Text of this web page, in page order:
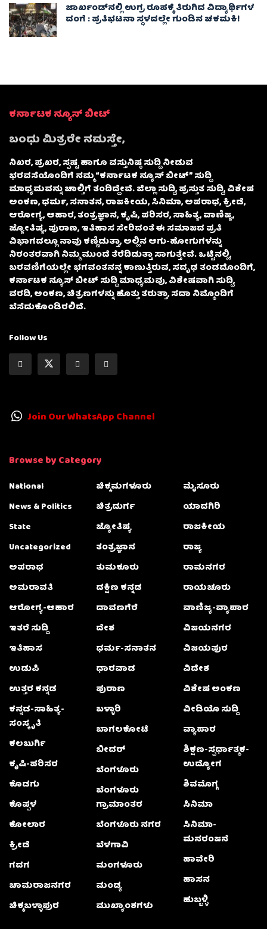
ಜಾರ್ಖಂಡ್‌ನಲ್ಲಿ ಉಗ್ರ ರೂಪಕ್ಕೆ ತಿರುಗಿದ ವಿದ್ಯಾರ್ಥಿಗಳ
ದಂಗೆ : ಪ್ರತಿಭಟನಾ ಸ್ಥಳದಲ್ಲೇ ಗುಂಡಿನ ಚಕಮಕಿ!
ಕರ್ನಾಟಕ ನ್ಯೂಸ್ ಬೀಟ್
ಬಂಧು ಮಿತ್ರರೇ ನಮಸ್ತೇ,
ನಿಖರ, ಪ್ರಖರ, ಸ್ಪಷ್ಟ ಹಾಗೂ ವಸ್ತುನಿಷ್ಠ ಸುದ್ದಿ ನೀಡುವ
ಭರವಸೆಯೊಂದಿಗೆ ನಮ್ಮ “ಕರ್ನಾಟಕ ನ್ಯೂಸ್ ಬೀಟ್” ಸುದ್ದಿ
ಮಾಧ್ಯಮವನ್ನು ಚಾಲ್ತಿಗೆ ತಂದಿದ್ದೇವೆ. ಜಿಲ್ಲಾ ಸುದ್ದಿ, ಪ್ರಸ್ತುತ ಸುದ್ದಿ, ವಿಶೇಷ
ಅಂಕಣ, ಧರ್ಮ, ಸನಾತನ, ರಾಜಕೀಯ, ಸಿನಿಮಾ, ಅಪರಾಧ, ಕ್ರೀಡೆ,
ಆರೋಗ್ಯ, ಆಹಾರ, ತಂತ್ರಜ್ಞಾನ, ಕೃಷಿ, ಪರಿಸರ, ಸಾಹಿತ್ಯ, ವಾಣಿಜ್ಯ,
ಜ್ಯೋತಿಷ್ಯ, ಪುರಾಣ, ಇತಿಹಾಸ ಸೇರಿದಂತೆ ಈ ಸಮಾಜದ ಪ್ರತಿ
ವಿಭಾಗದಲ್ಲೂ ನಾವು ಕಣ್ಣಿಡುತ್ತಾ, ಅಲ್ಲಿನ ಆಗು-ಹೋಗುಗಳನ್ನು
ನಿರಂತರವಾಗಿ ನಿಮ್ಮ ಮುಂದೆ ತೆರೆದಿಡುತ್ತಾ ಸಾಗುತ್ತೇವೆ. ಒಟ್ಟಿನಲ್ಲಿ,
ಬರವಣಿಗೆಯಲ್ಲೇ ಭಗವಂತನನ್ನ ಕಾಣುತ್ತಿರುವ, ಸದೃಢ ತಂಡದೊಂದಿಗೆ,
ಕರ್ನಾಟಕ ನ್ಯೂಸ್ ಬೀಟ್ ಸುದ್ದಿ ಮಾಧ್ಯಮವು, ವಿಶೇಷವಾಗಿ ಸುದ್ದಿ,
ವರದಿ, ಅಂಕಣ, ಚಿತ್ರಣಗಳನ್ನು ಹೊತ್ತು ತರುತ್ತಾ, ಸದಾ ನಿಮ್ಮೊಂದಿಗೆ
ಬೆಸೆದುಕೊಂಡಿರಲಿದೆ.
Follow Us
Join Our WhatsApp Channel
Browse by Category
National
News & Politics
State
Uncategorized
ಅಪರಾಧ
ಅಮರಾವತಿ
ಆರೋಗ್ಯ-ಆಹಾರ
ಇತರೆ ಸುದ್ದಿ
ಇತಿಹಾಸ
ಉಡುಪಿ
ಉತ್ತರ ಕನ್ನಡ
ಕನ್ನಡ-ಸಾಹಿತ್ಯ-
ಸಂಸ್ಕೃತಿ
ಕಲಬುರ್ಗಿ
ಕೃಷಿ-ಪರಿಸರ
ಕೊಡಗು
ಕೊಪ್ಪಳ
ಕೋಲಾರ
ಕ್ರೀಡೆ
ಗದಗ
ಚಾಮರಾಜನಗರ
ಚಿಕ್ಕಬಳ್ಳಾಫುರ
ಚಿಕ್ಕಮಗಳೂರು
ಚಿತ್ರದುರ್ಗ
ಜ್ಯೋತಿಷ್ಯ
ತಂತ್ರಜ್ಞಾನ
ತುಮಕೂರು
ದಕ್ಷಿಣ ಕನ್ನಡ
ದಾವಣಗೆರೆ
ದೇಶ
ಧರ್ಮ-ಸನಾತನ
ಧಾರವಾಡ
ಪುರಾಣ
ಬಳ್ಳಾರಿ
ಬಾಗಲಕೋಟೆ
ಬೀದರ್
ಬೆಂಗಳೂರು
ಬೆಂಗಳೂರು
ಗ್ರಾಮಾಂತರ
ಬೆಂಗಳೂರು ನಗರ
ಬೆಳಗಾವಿ
ಮಂಗಳೂರು
ಮಂಡ್ಯ
ಮುಖ್ಯಾಂಶಗಳು
ಮೈಸೂರು
ಯಾದಗಿರಿ
ರಾಜಕೀಯ
ರಾಜ್ಯ
ರಾಮನಗರ
ರಾಯಚೂರು
ವಾಣಿಜ್ಯ-ವ್ಯಾಪಾರ
ವಿಜಯನಗರ
ವಿಜಯಪುರ
ವಿದೇಶ
ವಿಶೇಷ ಅಂಕಣ
ವೀಡಿಯೊ ಸುದ್ದಿ
ವ್ಯಾಪಾರ
ಶಿಕ್ಷಣ-ಸ್ಪರ್ಧಾತ್ಮಕ-
ಉದ್ಯೋಗ
ಶಿವಮೊಗ್ಗ
ಸಿನಿಮಾ
ಸಿನಿಮಾ-
ಮನರಂಜನೆ
ಹಾವೇರಿ
ಹಾಸನ
ಹುಬ್ಬಳ್ಳಿ